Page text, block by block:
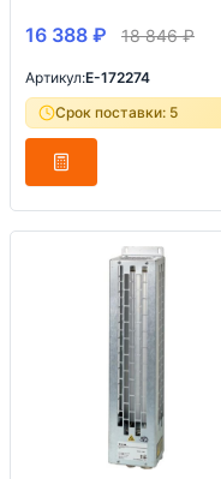
16 388 ₽ 18 846₽
Артикул:E-172274
Срок поставки: 5